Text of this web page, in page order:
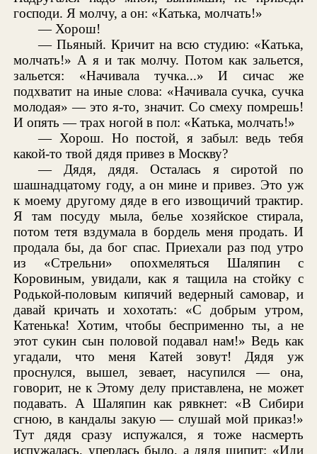
господи. Я молчу, а он: «Катька, молчать!»
— Хорош!
— Пьяный. Кричит на всю студию: «Катька,
молчать!» А я и так молчу. Потом как зальется,
зальется: «Начивала тучка...» И сичас же
подхватит на иные слова: «Начивала сучка, сучка
молодая» — это я-то, значит. Со смеху помрешь!
И опять — трах ногой в пол: «Катька, молчать!»
— Хорош. Но постой, я забыл: ведь тебя
какой-то твой дядя привез в Москву?
— Дядя, дядя. Осталась я сиротой по
шашнадцатому году, а он мине и привез. Это уж
к моему другому дяде в его извощичий трактир.
Я там посуду мыла, белье хозяйское стирала,
потом тетя вздумала в бордель меня продать. И
продала бы, да бог спас. Приехали раз под утро
из «Стрельни» опохмеляться Шаляпин с
Коровиным, увидали, как я тащила на стойку с
Родькой-половым кипячий ведерный самовар, и
давай кричать и хохотать: «С добрым утром,
Катенька! Хотим, чтобы бесприменно ты, а не
этот сукин сын половой подавал нам!» Ведь как
угадали, что меня Катей зовут! Дядя уж
проснулся, вышел, зевает, насупился — она,
говорит, не к Этому делу приставлена, не может
подавать. А Шаляпин как рявкнет: «В Сибири
сгною, в кандалы закую — слушай мой приказ!»
Тут дядя сразу испужался, я тоже насмерть
испужалась, уперлась было, а дядя шипит: «Иди